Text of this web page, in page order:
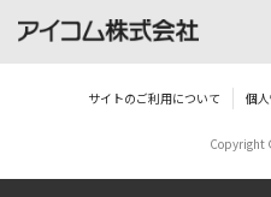
サイトのご利用について 個
Copyright